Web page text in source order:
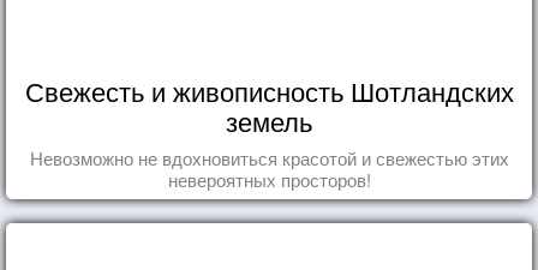
Свежесть и живописность Шотландских
земель
Невозможно не вдохновиться красотой и свежестью этих
невероятных просторов!